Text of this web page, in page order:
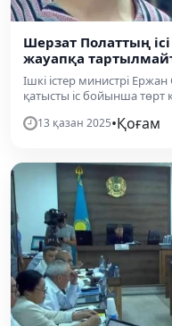
Шерзат Полаттың
жауапқа
Ішкі істер министрі
қатысты іс бойынша төрт
13 қазан 2025•Қоғам